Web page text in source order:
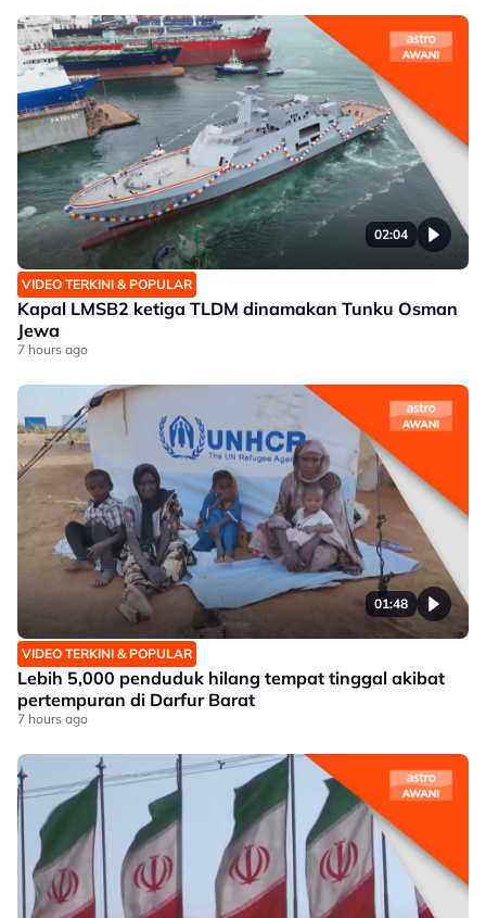
02:04
VIDEO TERKINI & POPULAR
Kapal LMSB2 ketiga TLDM dinamakan Tunku Osman
Jewa
7 hours ago
01:48
VIDEO TERKINI & POPULAR
Lebih 5,000 penduduk hilang tempat tinggal akibat
pertempuran di Darfur Barat
7 hours ago